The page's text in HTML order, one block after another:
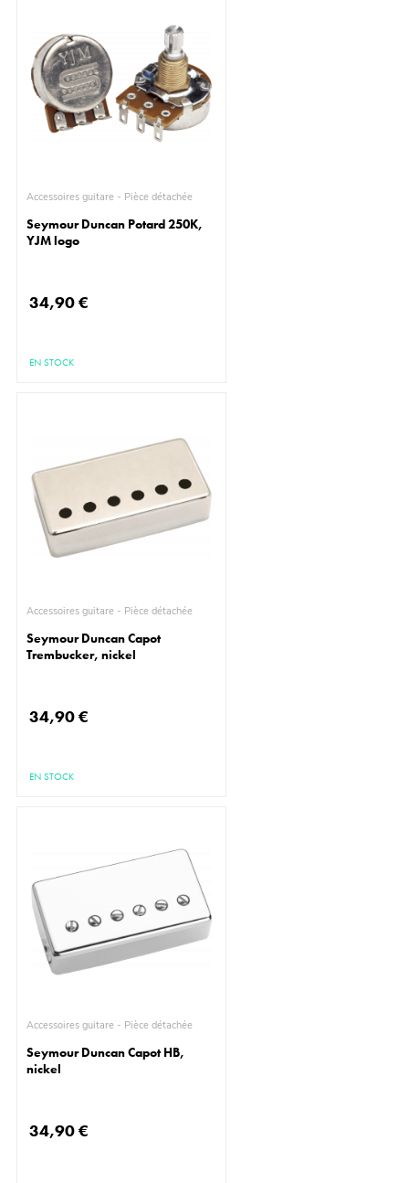
Accessoires guitare - Pièce détachée
Seymour Duncan Potard 250K,
YJM logo
34,90 €
EN STOCK
Accessoires guitare - Pièce détachée
Seymour Duncan Capot
Trembucker, nickel
34,90 €
EN STOCK
Accessoires guitare - Pièce détachée
Seymour Duncan Capot HB,
nickel
34,90 €